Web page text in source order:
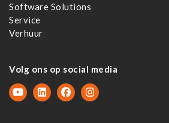
Software Solutions
Service
Verhuur
Volg ons op social media